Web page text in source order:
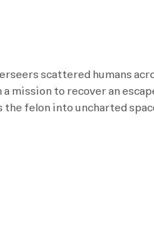
scattered humans
a mission to recover an
the felon into uncharted